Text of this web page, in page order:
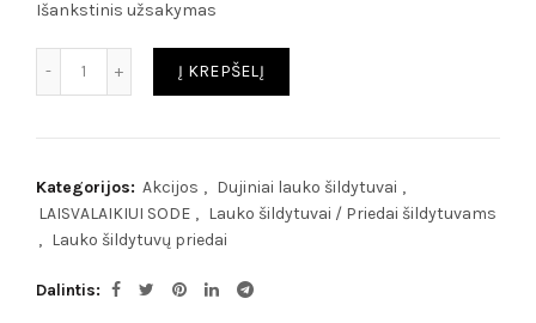
Išankstinis užsakymas
Į KREPŠELĮ
Kategorijos: Akcijos , Dujiniai lauko šildytuvai ,
LAISVALAIKIUI SODE , Lauko šildytuvai / Priedai šildytuvams
, Lauko šildytuvų priedai
Dalintis